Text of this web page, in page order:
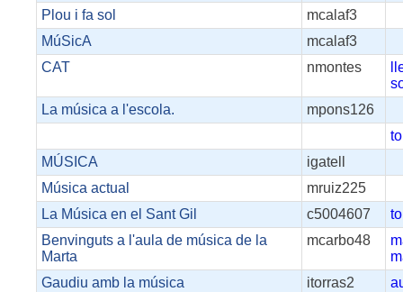
Plou i fa sol
mcalaf3
MúSicA
mcalaf3
CAT
nmontes
La música a l'escola.
mpons126
MÚSICA
igatell
Música actual
mruiz225
La Música en el Sant Gil
c5004607
Benvinguts a l'aula de música de la
Marta
mcarbo48
Gaudiu amb la música
itorras2